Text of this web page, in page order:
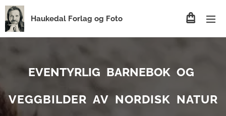
Haukedal Forlag og Foto
EVENTYRLIG BARNEBOK OG
VEGGBILDER AV NORDISK NATUR